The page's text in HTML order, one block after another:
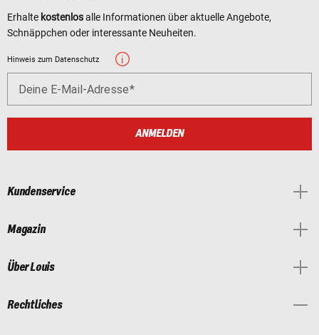
Erhalte kostenlosalle Informationen über aktuelle Angebote,
Schnäppchen oder interessante Neuheiten.
Hinweis zum Datenschutz
Deine E-Mail-Adresse
ANMELDEN
Kundenservice
Magazin
Über Louis
Rechtliches